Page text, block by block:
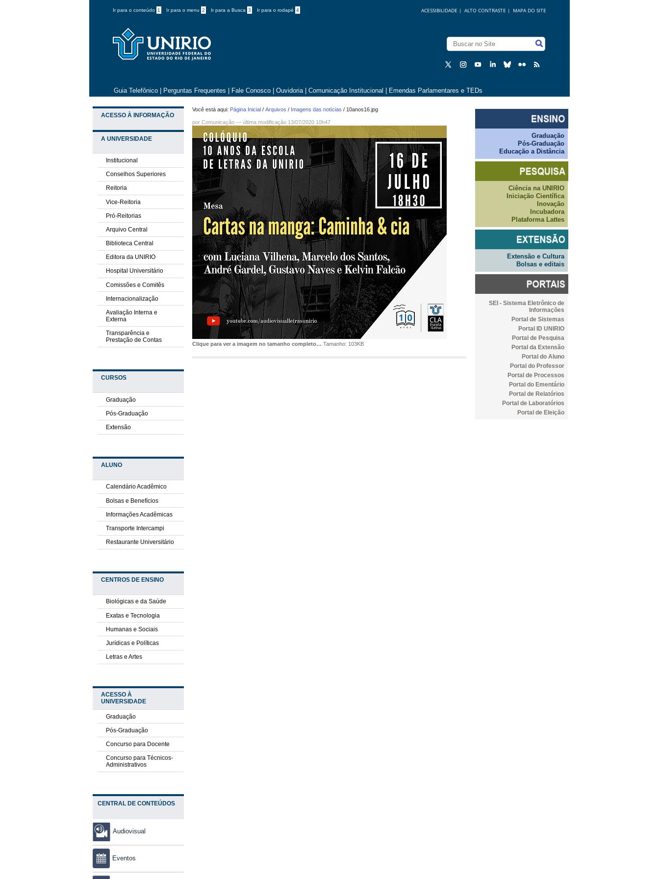
Ir para o conteúdo 1 Ir para o menu 2 Ir para a Busca 3 Ir para o rodapé 4 MAPA DO SITE
ALTO CONTRASTE |
ACESSIBILIDADE |
Guia Telefônico Perguntas Frequentes Fale Conosco Ouvidoria Comunicação Institucional Emendas Parlamentares e TEDs
ACESSO À INFORMAÇÃO
A UNIVERSIDADE
Institucional
Conselhos Superiores
Reitoria
Vice-Reitoria
Pró-Reitorias
Arquivo Central
Biblioteca Central
Editora da UNIRIO
Hospital Universitário
Comissões e Comitês
Internacionalização
Avaliação Interna e
Externa
Transparência e
Prestação de Contas
CURSOS
Graduação
Pós-Graduação
Extensão
ALUNO
Calendário Acadêmico
Bolsas e Benefícios
Informações Acadêmicas
Transporte Intercampi
Restaurante Universitário
CENTROS DE ENSINO
Biológicas e da Saúde
Exatas e Tecnologia
Humanas e Sociais
Jurídicas e Políticas
Letras e Artes
ACESSO À
UNIVERSIDADE
Graduação
Pós-Graduação
Concurso para Docente
Concurso para Técnicos-
Administrativos
CENTRAL DE CONTEÚDOS
Audiovisual
Eventos
Você está aqui: Página Inicial /Arquivos / Imagens das notícias / 10anos16.jpg
porComunicação —última modificação 13/07/2020 10h47
Clique para ver a imagem no tamanho completo… Tamanho: 103KB
Graduação
Pós-Graduação
Educação a Distância
Ciência na UNIRIO
Iniciação Científica
Inovação
Incubadora
Plataforma Lattes
Extensão e Cultura
Bolsas e editais
SEI - Sistema Eletrônico de
Informações
Portal de Sistemas
Portal ID UNIRIO
Portal de Pesquisa
Portal da Extensão
Portal do Aluno
Portal do Professor
Portal de Processos
Portal do Ementário
Portal de Relatórios
Portal de Laboratórios
Portal de Eleição